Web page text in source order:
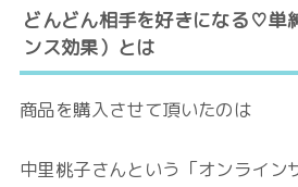
どんどん相手を好きになる♡単
ンス効果）とは
商品を購入させて頂いたのは
中里桃子さんという「オンライン